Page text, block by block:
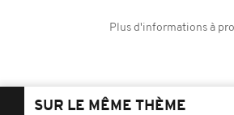
Plus d'informations à
SUR LE MÊME THÈME